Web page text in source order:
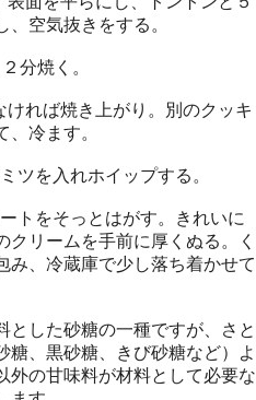
、空気抜きをする。
分焼く。
れば焼き上がり。別のクッキ
冷ます。
ツを入れホイップする。
トをそっとはがす。きれいに
リームを手前に厚くぬる。く
み、冷蔵庫で少し落ち着かせて
とした砂糖の一種ですが、さと
糖、黒砂糖、きび砂糖など）よ
外の甘味料が材料として必要な